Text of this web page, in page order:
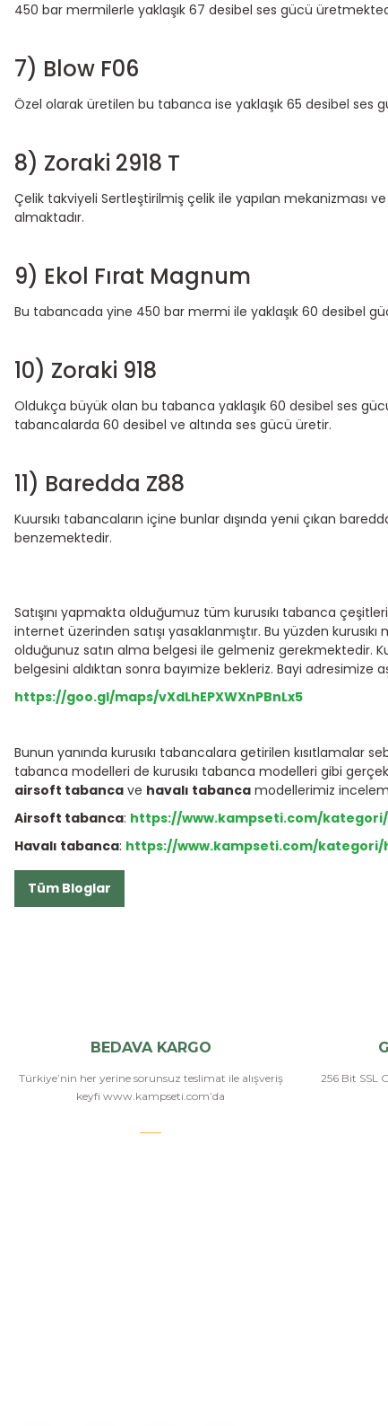
450 bar mermilerle yaklaşık 67 desibel ses gücü
7) Blow F06
Özel olarak üretilen bu tabanca ise yaklaşık 65 desibel ses
8) Zoraki 2918 T
Çelik takviyeli Sertleştirilmiş çelik ile yapılan mekanizması
almaktadır.
9) Ekol Fırat Magnum
Bu tabancada yine 450 bar mermi ile yaklaşık 60 desibel
10) Zoraki 918
Oldukça büyük olan bu tabanca yaklaşık 60 desibel ses
tabancalarda 60 desibel ve altında ses gücü üretir.
11) Baredda Z88
Kuursıkı tabancaların içine bunlar dışında yenıi çıkan
benzemektedir.
Satışını yapmakta olduğumuz tüm kurusıkı tabanca
internet üzerinden satışı yasaklanmıştır. Bu yüzden
olduğunuz satın alma belgesi ile gelmeniz gerekmektedir.
belgesini aldıktan sonra bayımize bekleriz. Bayi adresimize
https://goo.gl/maps/vXdLhEPXWXnPBnLx5
Bunun yanında kurusıkı tabancalara getirilen
tabanca modelleri de kurusıkı tabanca modelleri gibi
airsoft tabanca ve havalı tabanca modellerimiz
Airsoft tabanca: https://www.kampseti.com/
Havalı tabanca: https://www.kampseti.com/
Tüm Bloglar
BEDAVA KARGO
Türkiye’nin her yerine sorunsuz teslimat ile alışveriş
keyfi www.kampseti.com’da
256 Bit SSL